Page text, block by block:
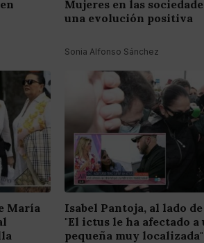
Mujeres en las
una evolución positiva
Sonia Alfonso Sánchez
María
Isabel Pantoja, al lado
"El ictus le ha afectado a
pequeña muy localizada"